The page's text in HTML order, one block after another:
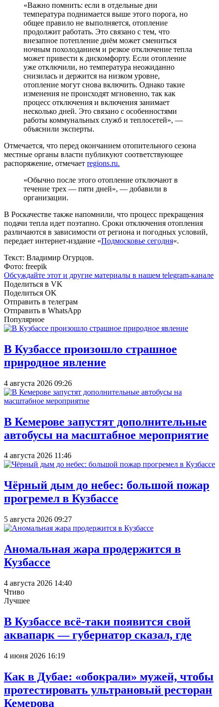
«Важно помнить: если в отдельные дни
температура поднимается выше этого порога, но
общее правило не выполняется, отопление
продолжит работать. Это связано с тем, что
внезапное потепление днём может смениться
ночным похолоданием и резкое отключение тепла
может привести к дискомфорту. Если отопление
уже отключили, но температура неожиданно
снизилась и держится на низком уровне,
отопление могут снова включить. Однако такие
изменения не происходят мгновенно, так как
процесс отключения и включения занимает
несколько дней. Это связано с особенностями
работы коммунальных служб и теплосетей», —
объяснили эксперты.
Отмечается, что перед окончанием отопительного сезона
местные органы власти публикуют соответствующее
распоряжение, отмечает regions.ru.
«Обычно после этого отопление отключают в
течение трех — пяти дней», — добавили в
организации.
В Роскачестве также напомнили, что процесс прекращения
подачи тепла идет поэтапно. Сроки отключения отопления
различаются в зависимости от региона и погодных условий,
передает интернет-издание «Подмосковье сегодня«.
Текст: Владимир Огурцов.
Фото: freepik
Обсуждайте этот и другие материалы в нашем telegram-канале
Поделиться в VK
Поделиться OK
Отправить в телеграм
Отправить в WhatsApp
Популярное
В Кузбассе произошло страшное
природное явление
4 августа 2026 09:26
В Кемерове запустят дополнительные
автобусы на масштабное мероприятие
4 августа 2026 11:46
Чёрный дым до небес: большой пожар
прогремел в Кузбассе
5 августа 2026 09:27
Аномальная жара продержится в
Кузбассе
4 августа 2026 14:40
Чтиво
Лучшее
В Кузбассе всё-таки появится свой
аквапарк — губернатор сказал, где
4 июня 2026 16:19
Как в Дубае: «обокрали» мужей, чтобы
протестировать ультрановый ресторан
Кемерова